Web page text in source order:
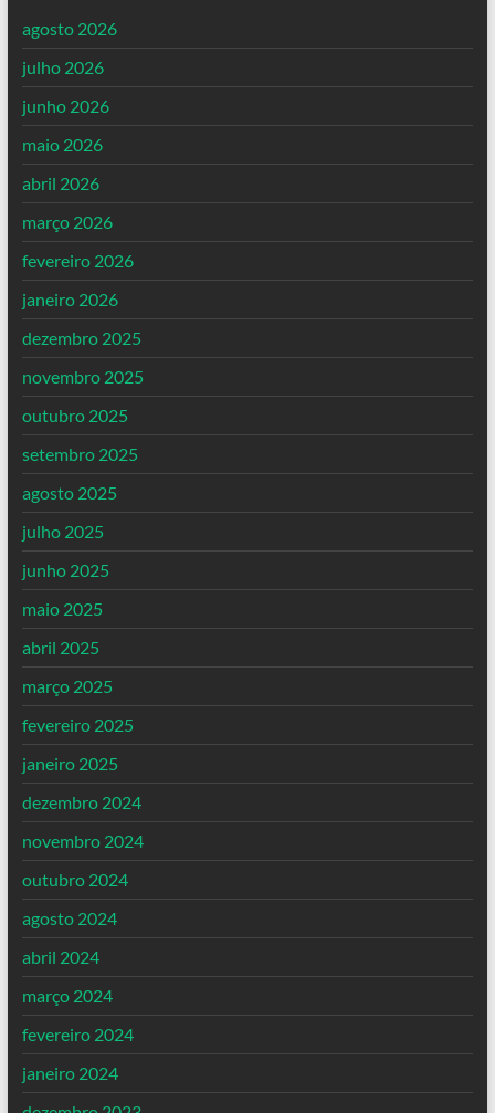
agosto 2026
julho 2026
junho 2026
maio 2026
abril 2026
março 2026
fevereiro 2026
janeiro 2026
dezembro 2025
novembro 2025
outubro 2025
setembro 2025
agosto 2025
julho 2025
junho 2025
maio 2025
abril 2025
março 2025
fevereiro 2025
janeiro 2025
dezembro 2024
novembro 2024
outubro 2024
agosto 2024
abril 2024
março 2024
fevereiro 2024
janeiro 2024